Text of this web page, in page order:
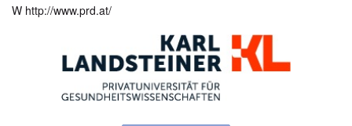
W http://www.prd.at/